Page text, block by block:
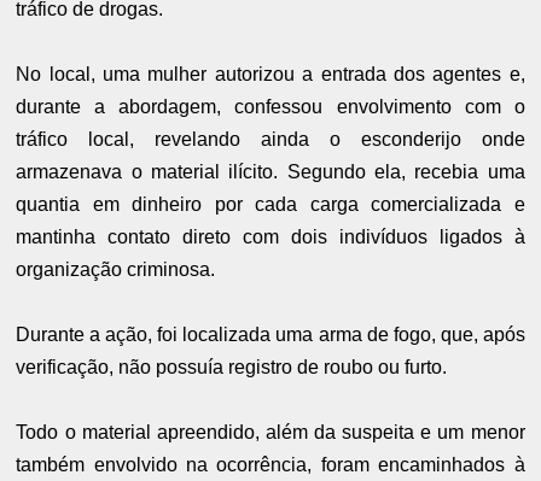
tráfico de drogas.
No local, uma mulher autorizou a entrada dos agentes e,
durante a abordagem, confessou envolvimento com o
tráfico local, revelando ainda o esconderijo onde
armazenava o material ilícito. Segundo ela, recebia uma
quantia em dinheiro por cada carga comercializada e
mantinha contato direto com dois indivíduos ligados à
organização criminosa.
Durante a ação, foi localizada uma arma de fogo, que, após
verificação, não possuía registro de roubo ou furto.
Todo o material apreendido, além da suspeita e um menor
também envolvido na ocorrência, foram encaminhados à